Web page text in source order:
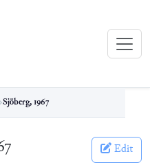
(eBL)
Sjöberg, 1967
Edit